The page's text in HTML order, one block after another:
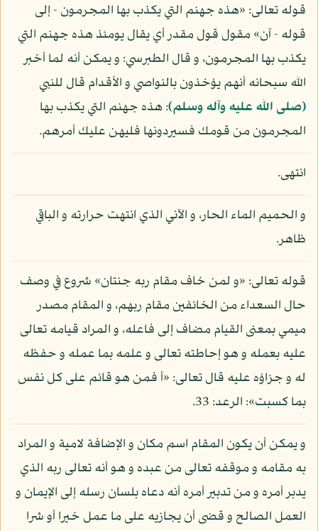
قوله تعالى: «هذه جهنم التي يكذب بها المجرمون - إلى
قوله - آن» مقول قول مقدر أي يقال يومئذ هذه جهنم التي
يكذب بها المجرمون، و قال الطبرسي: و يمكن أنه لما أخبر
الله سبحانه أنهم يؤخذون بالنواصي و الأقدام قال للنبي
(صلى الله عليه وآله وسلم): هذه جهنم التي يكذب بها
المجرمون من قومك فسيردونها فليهن عليك أمرهم.
انتهى.
و الحميم الماء الحار، و الآني الذي انتهت حرارته و الباقي
ظاهر.
قوله تعالى: «و لمن خاف مقام ربه جنتان» شروع في وصف
حال السعداء من الخائفين مقام ربهم، و المقام مصدر
ميمي بمعنى القيام مضاف إلى فاعله، و المراد قيامه تعالى
عليه بعمله و هو إحاطته تعالى و علمه بما عمله و حفظه
له و جزاؤه عليه قال تعالى: «أ فمن هو قائم على كل نفس
بما كسبت»: الرعد: 33.
و يمكن أن يكون المقام اسم مكان و الإضافة لامية و المراد
به مقامه و موقفه تعالى من عبده و هو أنه تعالى ربه الذي
يدبر أمره و من تدبير أمره أنه دعاه بلسان رسله إلى الإيمان و
العمل الصالح و قضى أن يجازيه على ما عمل خيرا أو شرا